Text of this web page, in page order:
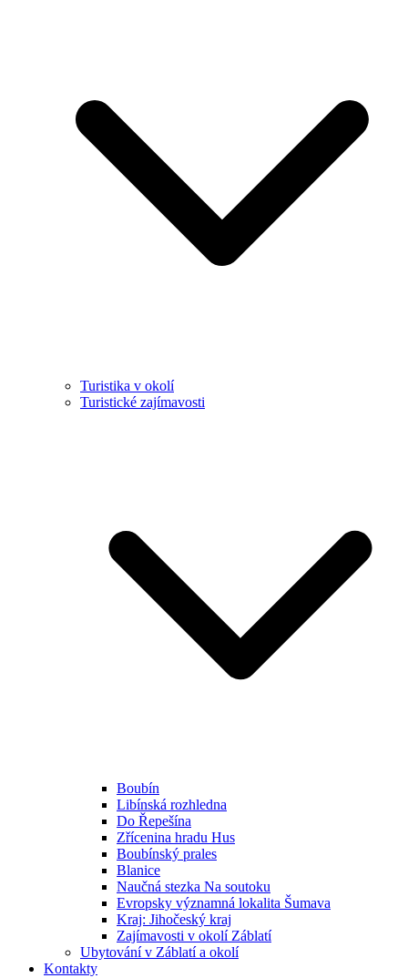
Turistika v okolí
Turistické zajímavosti
Boubín
Libínská rozhledna
Do Řepešína
Zřícenina hradu Hus
Boubínský prales
Blanice
Naučná stezka Na soutoku
Evropsky významná lokalita Šumava
Kraj: Jihočeský kraj
Zajímavosti v okolí Záblatí
Ubytování v Záblatí a okolí
Kontakty